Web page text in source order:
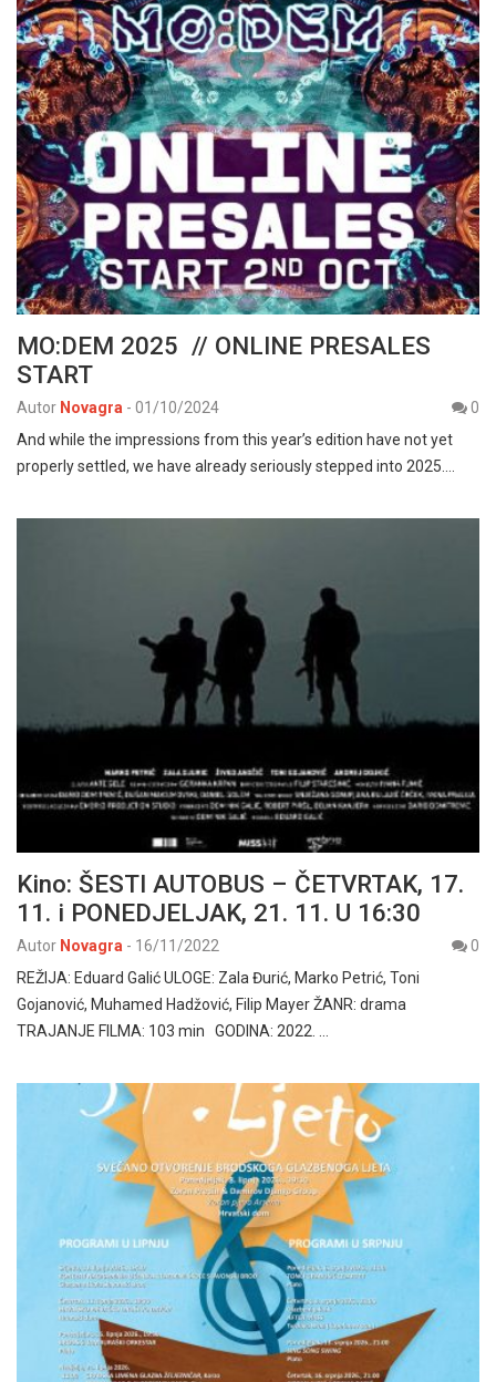
MO:DEM 2025 // ONLINE PRESALES
START
Autor Novagra - 01/10/2024
0
And while the impressions from this year’s edition have not yet
properly settled, we have already seriously stepped into 2025.…
Kino: ŠESTI AUTOBUS – ČETVRTAK, 17.
11. i PONEDJELJAK, 21. 11. U 16:30
Autor Novagra - 16/11/2022
0
REŽIJA: Eduard Galić ULOGE: Zala Đurić, Marko Petrić, Toni
Gojanović, Muhamed Hadžović, Filip Mayer ŽANR: drama
TRAJANJE FILMA: 103 min GODINA: 2022. …